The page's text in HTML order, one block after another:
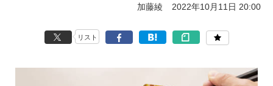
加藤綾 2022年10月11日 20:00
リスト